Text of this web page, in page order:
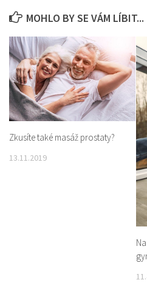
MOHLO BY SE VÁM LÍBIT...
Zkusíte také masáž prostaty?
13.11.2019